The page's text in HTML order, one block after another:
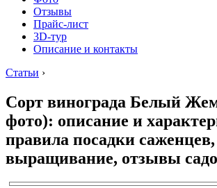
Отзывы
Прайс-лист
3D-тур
Описание и контакты
Статьи ›
Сорт винограда Белый
фото): описание и
правила посадки саженцев,
выращивание, отзывы